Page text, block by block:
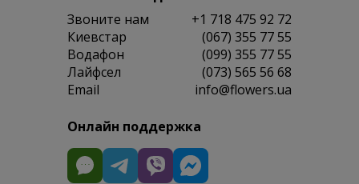
Звоните нам
+1 718 475 92 72
Киевстар
(067) 355 77 55
Водафон
(099) 355 77 55
Лайфсел
(073) 565 56 68
Email
info@flowers.ua
Онлайн поддержка